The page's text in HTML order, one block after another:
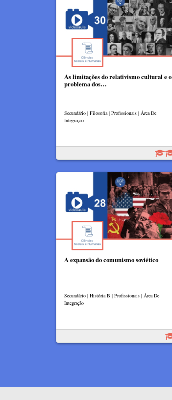
As limitações do relativismo cultural e o
problema dos…
Secundário | Filosofia | Profissionais | Área De
Integração
A expansão do comunismo soviético
Secundário | História B | Profissionais | Área De
Integração